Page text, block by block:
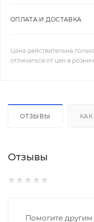
ОПЛАТА И ДОСТАВКА
Цена действительна
отличаться от цен в
ОТЗЫВЫ
Отзывы
Помогите другим